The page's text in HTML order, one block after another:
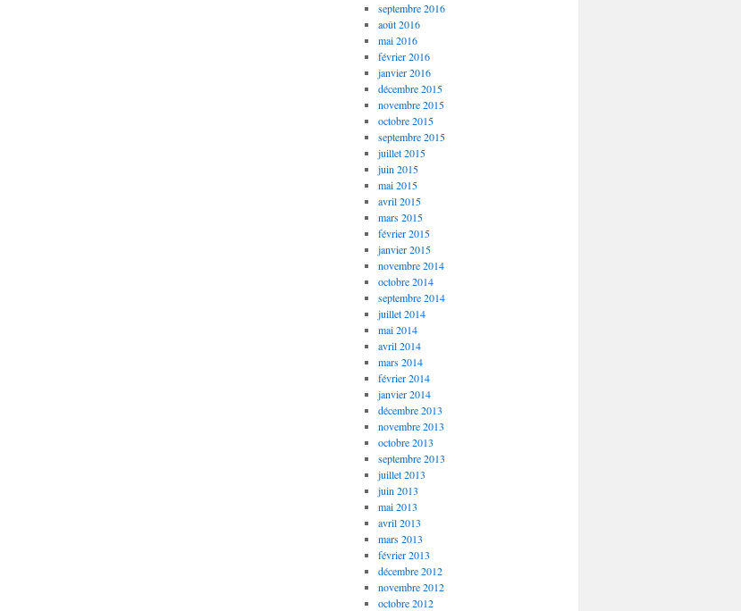
septembre 2016
août 2016
mai 2016
février 2016
janvier 2016
décembre 2015
novembre 2015
octobre 2015
septembre 2015
juillet 2015
juin 2015
mai 2015
avril 2015
mars 2015
février 2015
janvier 2015
novembre 2014
octobre 2014
septembre 2014
juillet 2014
mai 2014
avril 2014
mars 2014
février 2014
janvier 2014
décembre 2013
novembre 2013
octobre 2013
septembre 2013
juillet 2013
juin 2013
mai 2013
avril 2013
mars 2013
février 2013
décembre 2012
novembre 2012
octobre 2012